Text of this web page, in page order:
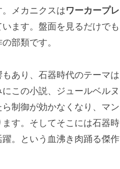
。メカニクスはワーカープレ
います。盤面を見るだけでも
部類です。
もあり、石器時代のテーマは
この小説、ジュールベルヌ
制御が効かなくなり、マン
す。そしてそこには石器時
。という血沸き肉踊る傑作